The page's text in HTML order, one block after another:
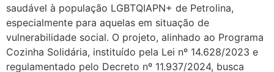
saudável à população LGBTQIAPN+ de Petrolina,
especialmente para aquelas em situação de
vulnerabilidade social. O projeto, alinhado ao Programa
Cozinha Solidária, instituído pela Lei nº 14.628/2023 e
regulamentado pelo Decreto nº 11.937/2024, busca